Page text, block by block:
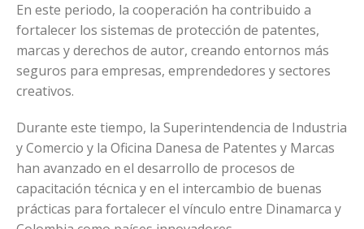
En este periodo, la cooperación ha contribuido a
fortalecer los sistemas de protección de patentes,
marcas y derechos de autor, creando entornos más
seguros para empresas, emprendedores y sectores
creativos.
Durante este tiempo, la Superintendencia de Industria
y Comercio y la Oficina Danesa de Patentes y Marcas
han avanzado en el desarrollo de procesos de
capacitación técnica y en el intercambio de buenas
prácticas para fortalecer el vínculo entre Dinamarca y